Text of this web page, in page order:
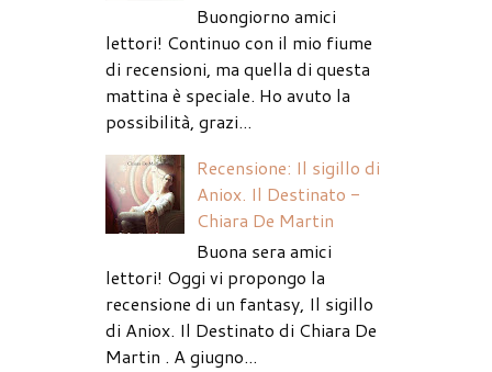
Buongiorno amici
lettori! Continuo con il mio fiume
di recensioni, ma quella di questa
mattina è speciale. Ho avuto la
possibilità, grazi...
Recensione: Il sigillo di
Aniox. Il Destinato -
Chiara De Martin
Buona sera amici
lettori! Oggi vi propongo la
recensione di un fantasy, Il sigillo
di Aniox. Il Destinato di Chiara De
Martin . A giugno...